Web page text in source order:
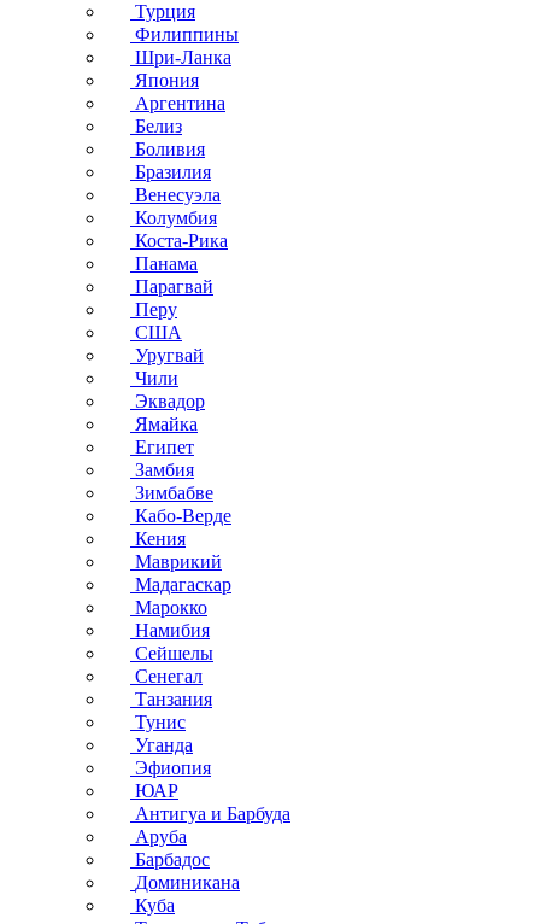
Турция
Филиппины
Шри-Ланка
Япония
Аргентина
Белиз
Боливия
Бразилия
Венесуэла
Колумбия
Коста-Рика
Панама
Парагвай
Перу
США
Уругвай
Чили
Эквадор
Ямайка
Египет
Замбия
Зимбабве
Кабо-Верде
Кения
Маврикий
Мадагаскар
Марокко
Намибия
Сейшелы
Сенегал
Танзания
Тунис
Уганда
Эфиопия
ЮАР
Антигуа и Барбуда
Аруба
Барбадос
Доминикана
Куба